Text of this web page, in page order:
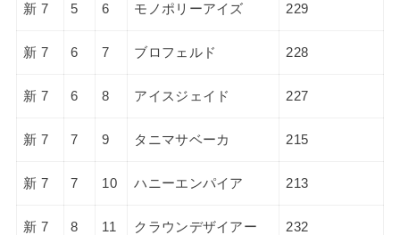
新 7 5 6 モノポリーアイズ 229
新 7 6 7 ブロフェルド 228
新 7 6 8 アイスジェイド 227
新 7 7 9 タニマサベーカ 215
新 7 7 10 ハニーエンパイア 213
新 7 8 11 クラウンデザイアー 232